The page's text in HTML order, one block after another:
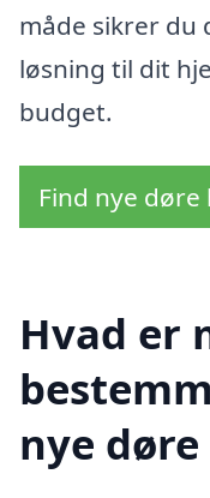
måde sikrer du
løsning til dit
budget.
Find nye døre
Hvad er
nye